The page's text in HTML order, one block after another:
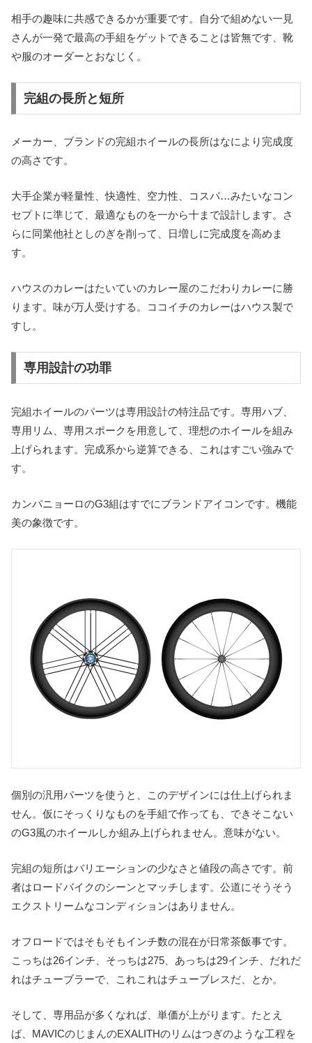
相手の趣味に共感できるかが重要です。自分で組めない一見
さんが一発で最高の手組をゲットできることは皆無です、靴
や服のオーダーとおなじく。
完組の長所と短所
メーカー、ブランドの完組ホイールの長所はなにより完成度
の高さです。
大手企業が軽量性、快適性、空力性、コスパ…みたいなコン
セプトに準じて、最適なものを一から十まで設計します。さ
らに同業他社としのぎを削って、日増しに完成度を高めま
す。
ハウスのカレーはたいていのカレー屋のこだわりカレーに勝
ります。味が万人受けする。ココイチのカレーはハウス製で
すし。
専用設計の功罪
完組ホイールのパーツは専用設計の特注品です。専用ハブ、
専用リム、専用スポークを用意して、理想のホイールを組み
上げられます。完成系から逆算できる、これはすごい強みで
す。
カンパニョーロのG3組はすでにブランドアイコンです。機能
美の象徴です。
個別の汎用パーツを使うと、このデザインには仕上げられま
せん。仮にそっくりなものを手組で作っても、できそこない
のG3風のホイールしか組み上げられません。意味がない。
完組の短所はバリエーションの少なさと値段の高さです。前
者はロードバイクのシーンとマッチします。公道にそうそう
エクストリームなコンディションはありません。
オフロードではそもそもインチ数の混在が日常茶飯事です。
こっちは26インチ、そっちは275、あっちは29インチ、だれだ
れはチューブラーで、これこれはチューブレスだ、とか。
そして、専用品が多くなれば、単価が上がります。たとえ
ば、MAVICのじまんのEXALITHのリムはつぎのような工程を